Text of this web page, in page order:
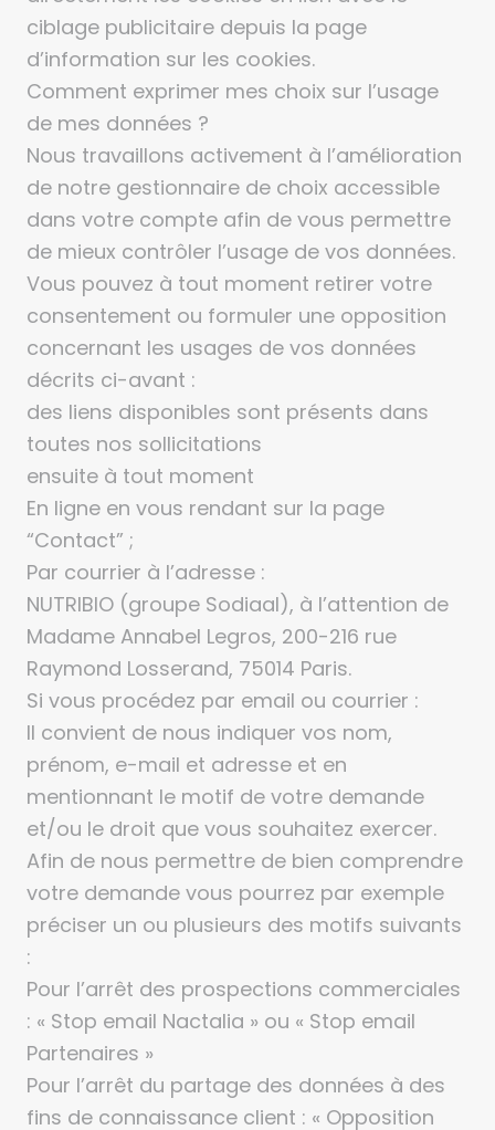
ciblage publicitaire depuis la page
d’information sur les cookies.
Comment exprimer mes choix sur l’usage
de mes données ?
Nous travaillons activement à l’amélioration
de notre gestionnaire de choix accessible
dans votre compte afin de vous permettre
de mieux contrôler l’usage de vos données.
Vous pouvez à tout moment retirer votre
consentement ou formuler une opposition
concernant les usages de vos données
décrits ci-avant :
des liens disponibles sont présents dans
toutes nos sollicitations
ensuite à tout moment
En ligne en vous rendant sur la page
“Contact” ;
Par courrier à l’adresse :
NUTRIBIO (groupe Sodiaal), à l’attention de
Madame Annabel Legros, 200-216 rue
Raymond Losserand, 75014 Paris.
Si vous procédez par email ou courrier :
Il convient de nous indiquer vos nom,
prénom, e-mail et adresse et en
mentionnant le motif de votre demande
et/ou le droit que vous souhaitez exercer.
Afin de nous permettre de bien comprendre
votre demande vous pourrez par exemple
préciser un ou plusieurs des motifs suivants
:
Pour l’arrêt des prospections commerciales
: « Stop email Nactalia » ou « Stop email
Partenaires »
Pour l’arrêt du partage des données à des
fins de connaissance client : « Opposition